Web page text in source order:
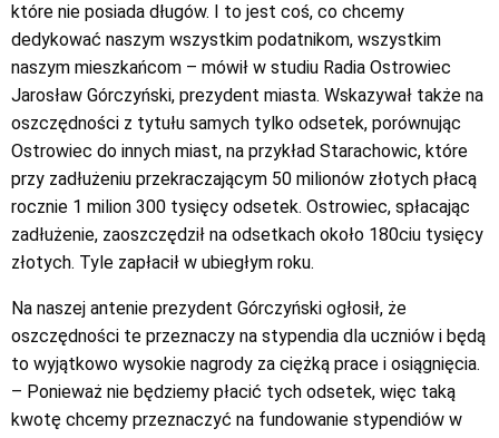
które nie posiada długów. I to jest coś, co chcemy
dedykować naszym wszystkim podatnikom, wszystkim
naszym mieszkańcom – mówił w studiu Radia Ostrowiec
Jarosław Górczyński, prezydent miasta. Wskazywał także na
oszczędności z tytułu samych tylko odsetek, porównując
Ostrowiec do innych miast, na przykład Starachowic, które
przy zadłużeniu przekraczającym 50 milionów złotych płacą
rocznie 1 milion 300 tysięcy odsetek. Ostrowiec, spłacając
zadłużenie, zaoszczędził na odsetkach około 180ciu tysięcy
złotych. Tyle zapłacił w ubiegłym roku.
Na naszej antenie prezydent Górczyński ogłosił, że
oszczędności te przeznaczy na stypendia dla uczniów i będą
to wyjątkowo wysokie nagrody za ciężką prace i osiągnięcia.
– Ponieważ nie będziemy płacić tych odsetek, więc taką
kwotę chcemy przeznaczyć na fundowanie stypendiów w